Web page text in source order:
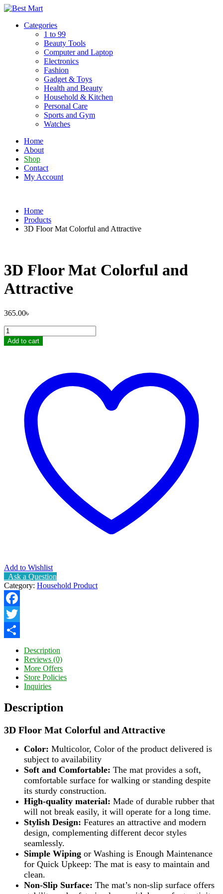
Skip
contentCategories
1 to 99
Beauty Tools
Computer and Laptop
Electronics
Fashion
Gadget & Toys
Health and Beauty
Household & Kitchen
Personal Care
Sports and Gym
Watches
Home
About
Shop
Contact
My Account
Home
Products
3D Floor Mat Colorful and Attractive
3D Floor Mat Colorful and
Attractive
365.00৳
3D
Floor
Mat
Add to cart
Add to Wishlist
Ask a Question
Category: Household Product
Facebook
Twitter
Description
Reviews (0)
More Offers
Store Policies
Inquiries
Description
3D Floor Mat Colorful and Attractive
Color: Multicolor, Color of the product delivered is
subject to availability
Soft and Comfortable: The mat provides a soft,
comfortable surface for walking or standing despite
its sturdy construction.
High-quality material: Made of durable rubber that
will not break easily, it will operate for a long time.
Stylish Design: Features an attractive and modern
design, complementing different decor styles
seamlessly.
Simple Wiping or Washing is Enough Maintenance
for Quick Upkeep: The mat is easy to maintain and
clean.
Non-Slip Surface: The mat’s non-slip surface offers